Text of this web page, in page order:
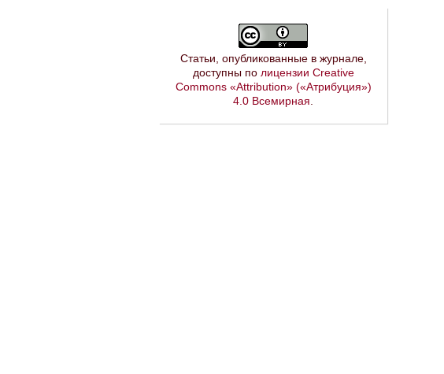
Статьи, опубликованные в журнале,
доступны по лицензии Creative
Commons «Attribution» («Атрибуция»)
4.0 Всемирная